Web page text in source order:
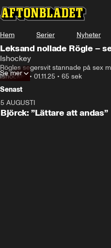
Hem Serier Nyheter
Leksand nollade Rögle –
Ishockey
Rögles segersvit stannade på sex
Ishockey• 01.11.25 • 65 sek
Se mer
Senast
5 AUGUSTI
Björck: ”Lättare att andas”